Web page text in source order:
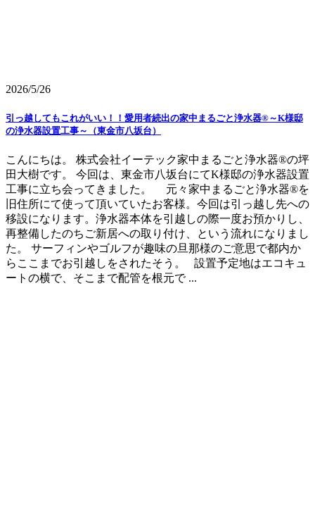
2026/5/26
引っ越してもこれがいい！！愛用者続出の家中まるごと浄水器®～K様邸
の浄水器設置工事～（東金市八坂台）
こんにちは。 株式会社イーテック家中まるごと浄水器®の坪
田大樹です。 今回は、東金市八坂台にてK様邸の浄水器設置
工事に立ち会ってきました。 元々家中まるごと浄水器®を
旧住所にて使って頂いていたお客様。今回は引っ越し先への
移設になります。浄水器本体を引越しの際一度お預かりし、
再整備したのちご新居への取り付け、という流れになりまし
た。 サーフィンやゴルフが趣味の旦那様のご意思で都内か
らここまでお引越しをされたそう。 設置予定地はエコキュ
ートの横で、そこまで配管を根元で ...